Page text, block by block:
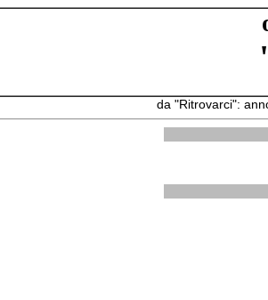
da "Ritrovarci":